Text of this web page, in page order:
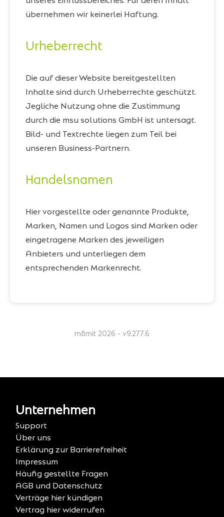
übernehmen wir keinerlei Haftung.
Urheberrecht
Die auf dieser Website bereitgestellten
Inhalte sind durch Urheberrechte geschützt.
Jegliche Nutzung ohne die Zustimmung
durch die msu solutions GmbH ist untersagt.
Bild- und Textrechte liegen zum Teil bei
unseren Business-Partnern.
Handelsnamen
Hier vorgestellte oder genannte Produkte,
Marken, Namen und Logos sind Marken oder
eingetragene Marken des jeweiligen
Anbieters und unterliegen dem
entsprechenden Markenrecht.
m8mit 2026 - v9.277.6
Unternehmen
Support
Über uns
Erklärung zur Barrierefreiheit
Impressum
Häufig gestellte Fragen
AGB und Datenschutz
Verträge hier kündigen
Vertrag hier widerrufen